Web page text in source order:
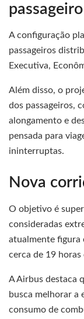
passageiro
A configuração
passageiros
Executiva,
Além disso, o
dos passageiros,
alongamento e
pensada para
ininterruptas.
Nova
O objetivo é
consideradas
atualmente figura
cerca de 19 horas
A Airbus destaca
busca melhorar a
consumo de